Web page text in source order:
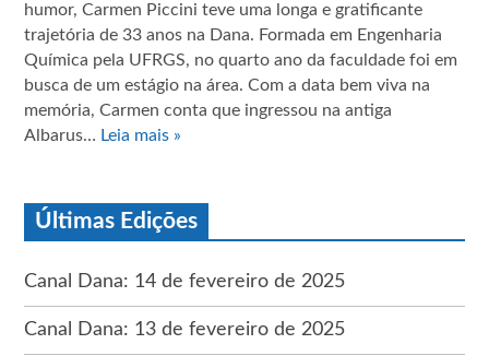
humor, Carmen Piccini teve uma longa e gratificante
trajetória de 33 anos na Dana. Formada em Engenharia
Química pela UFRGS, no quarto ano da faculdade foi em
busca de um estágio na área. Com a data bem viva na
memória, Carmen conta que ingressou na antiga
Albarus… Leia mais »
Últimas Edições
Canal Dana: 14 de fevereiro de 2025
Canal Dana: 13 de fevereiro de 2025